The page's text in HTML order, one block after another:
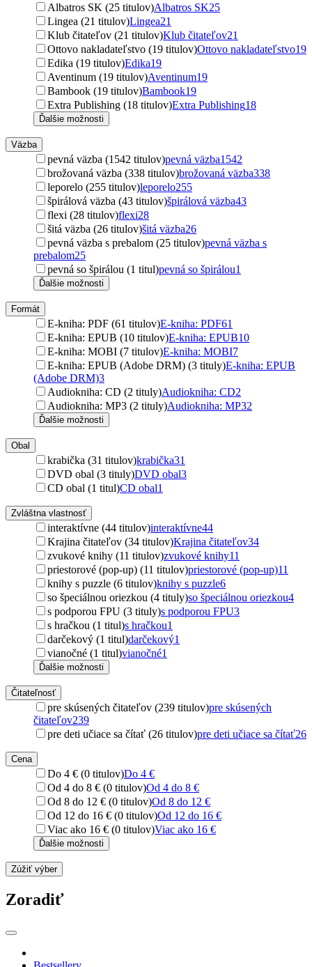
Albatros SK (25 titulov)Albatros SK25
Lingea (21 titulov)Lingea21
Klub čitateľov (21 titulov)Klub čitateľov21
Ottovo nakladateľstvo (19 titulov)Ottovo nakladateľstvo19
Edika (19 titulov)Edika19
Aventinum (19 titulov)Aventinum19
Bambook (19 titulov)Bambook19
Extra Publishing (18 titulov)Extra Publishing18
Ďalšie možnosti
Väzba
pevná väzba (1542 titulov)pevná väzba1542
brožovaná väzba (338 titulov)brožovaná väzba338
leporelo (255 titulov)leporelo255
špirálová väzba (43 titulov)špirálová väzba43
flexi (28 titulov)flexi28
šitá väzba (26 titulov)šitá väzba26
pevná väzba s prebalom (25 titulov)pevná väzba s
prebalom25
pevná so špirálou (1 titul)pevná so špirálou1
Ďalšie možnosti
Formát
E-kniha: PDF (61 titulov)E-kniha: PDF61
E-kniha: EPUB (10 titulov)E-kniha: EPUB10
E-kniha: MOBI (7 titulov)E-kniha: MOBI7
E-kniha: EPUB (Adobe DRM) (3 tituly)E-kniha: EPUB
(Adobe DRM)3
Audiokniha: CD (2 tituly)Audiokniha: CD2
Audiokniha: MP3 (2 tituly)Audiokniha: MP32
Ďalšie možnosti
Obal
krabička (31 titulov)krabička31
DVD obal (3 tituly)DVD obal3
CD obal (1 titul)CD obal1
Zvláštna vlastnosť
interaktívne (44 titulov)interaktívne44
Krajina čitateľov (34 titulov)Krajina čitateľov34
zvukové knihy (11 titulov)zvukové knihy11
priestorové (pop-up) (11 titulov)priestorové (pop-up)11
knihy s puzzle (6 titulov)knihy s puzzle6
so špeciálnou oriezkou (4 tituly)so špeciálnou oriezkou4
s podporou FPU (3 tituly)s podporou FPU3
s hračkou (1 titul)s hračkou1
darčekový (1 titul)darčekový1
vianočné (1 titul)vianočné1
Ďalšie možnosti
Čitateľnosť
pre skúsených čitateľov (239 titulov)pre skúsených
čitateľov239
pre deti učiace sa čítať (26 titulov)pre deti učiace sa čítať26
Cena
Do 4 € (0 titulov)Do 4 €
Od 4 do 8 € (0 titulov)Od 4 do 8 €
Od 8 do 12 € (0 titulov)Od 8 do 12 €
Od 12 do 16 € (0 titulov)Od 12 do 16 €
Viac ako 16 € (0 titulov)Viac ako 16 €
Ďalšie možnosti
Zúžiť výber
Zoradiť